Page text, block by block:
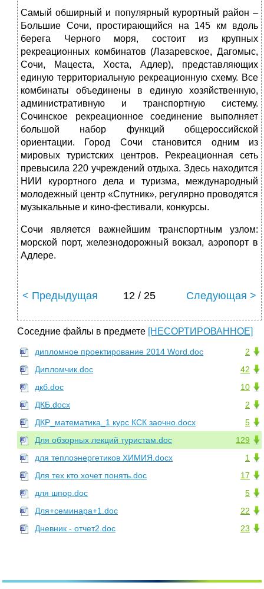
Самый обширный и популярный курортный район –
Большие Сочи, простирающийся на 145 км вдоль
берега Черного моря, состоит из крупных
рекреационных комбинатов (Лазаревское, Дагомыс,
Сочи, Мацеста, Хоста, Адлер), представляющих
единую территориальную рекреационную схему. Все
комбинаты объединены в единую хозяйственную,
административную и транспортную систему.
Сочинское рекреационное соединение выполняет
большой набор функций общероссийской
ориентации. Город Сочи становится одним из
мировых туристских центров. Рекреационная сеть
превысила 220 учреждений отдыха. Здесь находится
НИИ курортного дела и туризма, международный
молодежный центр «Спутник», регулярно проводятся
музыкальные и кино-фестивали, конкурсы.
Сочи является важнейшим транспортным узлом:
морской порт, железнодорожный вокзал, аэропорт в
Адлере.
< Предыдущая 12 / 25 Следующая >
Соседние файлы в предмете [НЕСОРТИРОВАННОЕ]
2
дипломное проектирование 2014 Word.doc
42
Дипломчик.doc
10
дкб.doc
2
ДКБ.docx
5
ДКР_математика_1 курс КСК заочно.docx
129
Для обзорных лекций туристам.doc
1
для теплоэнергетиков ХИМИЯ.docx
17
Для тех кто хочет понять.doc
5
для шпор.doc
22
Для+семинара+1.doc
23
Дневник - отчет2.doc